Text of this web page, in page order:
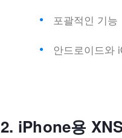
포괄적인 기능
안드로이드와
2. iPhone용